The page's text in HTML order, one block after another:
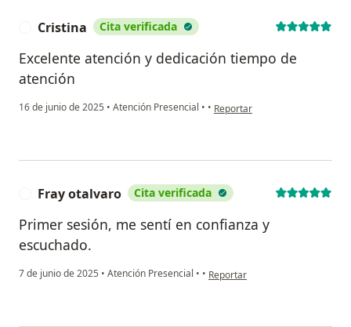
Cristina Cita verificada
Excelente atención y dedicación tiempo de
atención
16 de junio de 2025 • Atención Presencial • • en opinión del usuario Cristina
Reportar
Fray otalvaro Cita verificada
Primer sesión, me sentí en confianza y
escuchado.
7 de junio de 2025 • Atención Presencial • • en opinión del usuario Fray
Reportar